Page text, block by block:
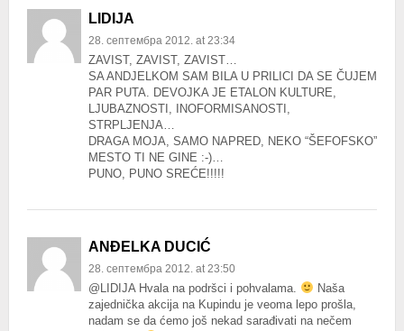
LIDIJA
28. септембра 2012. at 23:34
ZAVIST, ZAVIST, ZAVIST…
SA ANDJELKOM SAM BILA U PRILICI DA SE ČUJEM
PAR PUTA. DEVOJKA JE ETALON KULTURE,
LJUBAZNOSTI, INOFORMISANOSTI,
STRPLJENJA…
DRAGA MOJA, SAMO NAPRED, NEKO “ŠEFOFSKO”
MESTO TI NE GINE :-)…
PUNO, PUNO SREĆE!!!!!
ANĐELKA DUCIĆ
28. септембра 2012. at 23:50
@LIDIJA Hvala na podršci i pohvalama.
Naša
zajednička akcija na Kupindu je veoma lepo prošla,
nadam se da ćemo još nekad sarađivati na nečem